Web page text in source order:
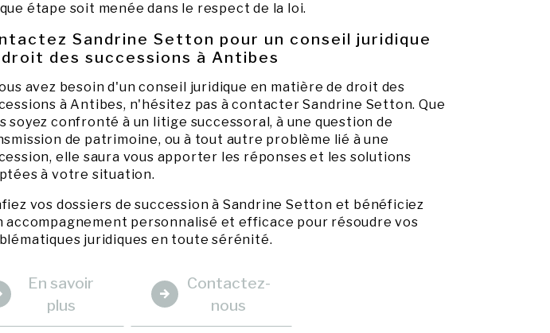
étape soit menée dans le respect de la loi.
Sandrine Setton pour un conseil juridique
des successions à Antibes
avez besoin d'un conseil juridique en matière de droit des
à Antibes, n'hésitez pas à contacter Sandrine Setton. Que
soyez confronté à un litige successoral, à une question de
de patrimoine, ou à tout autre problème lié à une
elle saura vous apporter les réponses et les solutions
à votre situation.
vos dossiers de succession à Sandrine Setton et bénéficiez
accompagnement personnalisé et efficace pour résoudre vos
juridiques en toute sérénité.
En savoir
plus
Contactez-
nous